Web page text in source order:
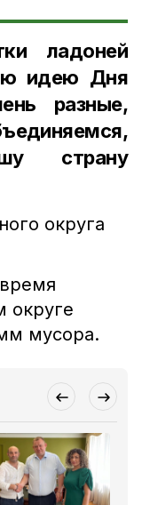
ладоней
идею Дня
разные,
страну
округа
округе
мусора.